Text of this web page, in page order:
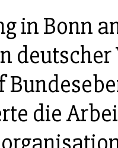
in Bonn
n
die